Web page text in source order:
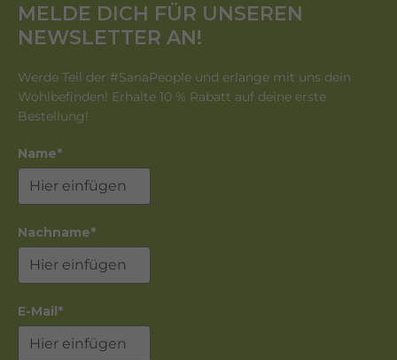
MELDE DICH FÜR UNSEREN
NEWSLETTER AN!
Werde Teil der #SanaPeople und erlange mit uns dein
Wohlbefinden! Erhalte 10 % Rabatt auf deine erste
Bestellung!
Name*
Nachname*
E-Mail*